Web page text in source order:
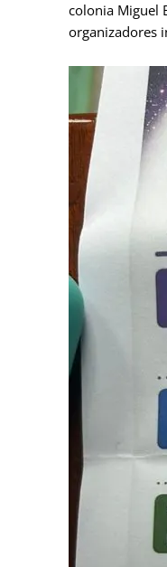
colonia Miguel
organizadores